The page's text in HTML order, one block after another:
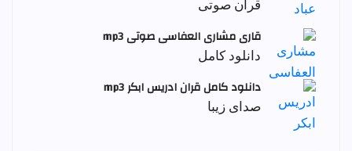
قرآن صوتی
قاری مشاری العفاسی صوتی mp3
دانلود کامل
دانلود کامل قران ادریس ابکر mp3
صدای زیبا